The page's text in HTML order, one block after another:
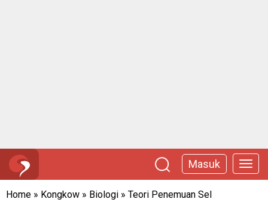
Masuk
Home » Kongkow » Biologi » Teori Penemuan Sel